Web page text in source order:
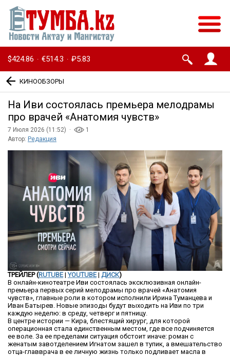
$424.86 · €514.3 · ₽5.83
КИНООБЗОРЫ
На Иви состоялась премьера мелодрамы
про врачей «Анатомия чувств»
7 Июля 2026 (11:52) ·
1
Автор: Редакция
ТРЕЙЛЕР (RUTUBE|YOUTUBE| ДИСК)
В онлайн-кинотеатре Иви состоялась эксклюзивная онлайн-
премьера первых серий мелодрамы про врачей «Анатомия
чувств», главные роли в котором исполнили Ирина Туманцева и
Иван Батырев. Новые эпизоды будут выходить на Иви по три
каждую неделю: в среду, четверг и пятницу.
В центре истории — Кира, блестящий хирург, для которой
операционная стала единственным местом, где все подчиняется
ее воле. За ее пределами ситуация обстоит иначе: роман с
женатым завотделением Игнатом зашел в тупик, а вмешательство
отца-главврача в ее личную жизнь только подливает масла в